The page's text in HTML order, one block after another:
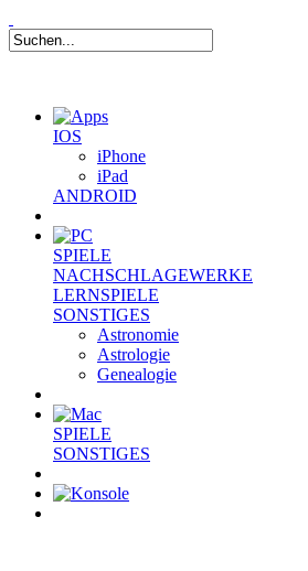
IOS
iPhone
iPad
ANDROID
SPIELE
NACHSCHLAGEWERKE
LERNSPIELE
SONSTIGES
Astronomie
Astrologie
Genealogie
SPIELE
SONSTIGES